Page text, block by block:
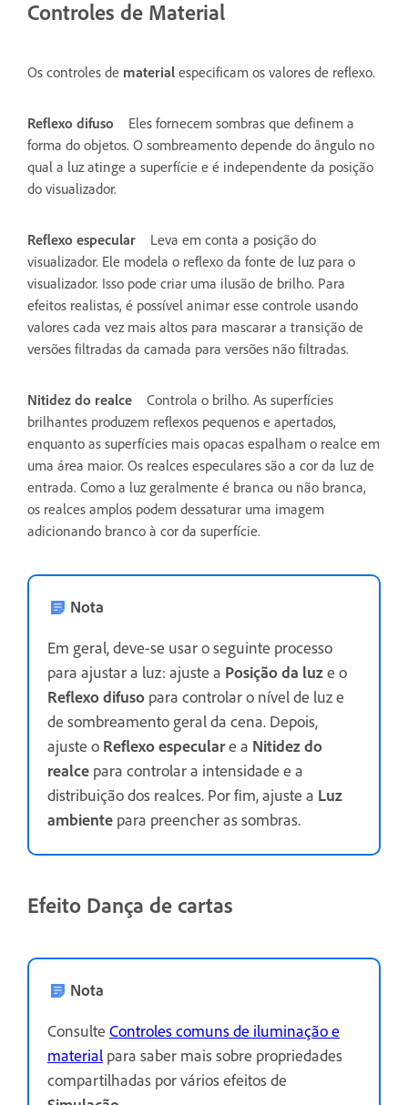
Controles de Material
Os controles de material especificam os valores de reflexo.
Reflexo difuso
Eles fornecem sombras que definem a
forma do objetos. O sombreamento depende do ângulo no
qual a luz atinge a superfície e é independente da posição
do visualizador.
Reflexo especular
Leva em conta a posição do
visualizador. Ele modela o reflexo da fonte de luz para o
visualizador. Isso pode criar uma ilusão de brilho. Para
efeitos realistas, é possível animar esse controle usando
valores cada vez mais altos para mascarar a transição de
versões filtradas da camada para versões não filtradas.
Nitidez do realce
Controla o brilho. As superfícies
brilhantes produzem reflexos pequenos e apertados,
enquanto as superfícies mais opacas espalham o realce em
uma área maior. Os realces especulares são a cor da luz de
entrada. Como a luz geralmente é branca ou não branca,
os realces amplos podem dessaturar uma imagem
adicionando branco à cor da superfície.
Nota
Em geral, deve-se usar o seguinte processo
para ajustar a luz: ajuste a Posição da luze o
Reflexo difuso para controlar o nível de luz e
de sombreamento geral da cena. Depois,
ajuste o Reflexo especulare a Nitidez do
realce para controlar a intensidade e a
distribuição dos realces. Por fim, ajuste a Luz
ambiente para preencher as sombras.
Efeito Dança de cartas
Nota
Consulte Controles comuns de iluminação e
material para saber mais sobre propriedades
compartilhadas por vários efeitos de